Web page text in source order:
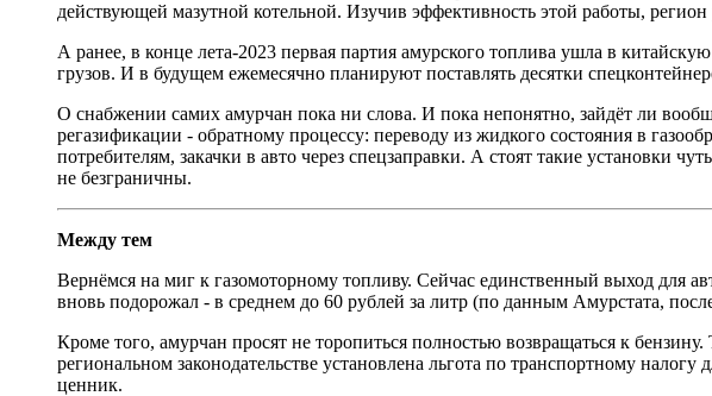
действующей мазутной котельной. Изучив эффективность этой работы,
А ранее, в конце лета-2023 первая партия амурского топлива ушла в
грузов. И в будущем ежемесячно планируют поставлять десятки
О снабжении самих амурчан пока ни слова. И пока непонятно, зайдёт ли
регазификации - обратному процессу: переводу из жидкого состояния в
потребителям, закачки в авто через спецзаправки. А стоят такие установки
не безграничны.
Между тем
Вернёмся на миг к газомоторному топливу. Сейчас единственный выход для
вновь подорожал - в среднем до 60 рублей за литр (по данным Амурстата,
Кроме того, амурчан просят не торопиться полностью возвращаться к
региональном законодательстве установлена льгота по транспортному
ценник.